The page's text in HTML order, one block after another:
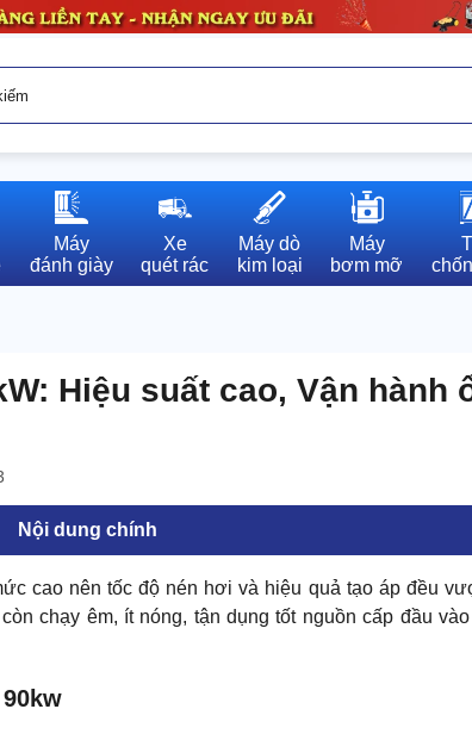
Máy
đánh giày
Xe
quét rác
Máy dò
kim loại
Máy
bơm mỡ
Hiệu suất cao, Vận hành
Nội dung chính
cao nên tốc độ nén hơi và hiệu quả tạo áp đều
chạy êm, ít nóng, tận dụng tốt nguồn cấp đầu